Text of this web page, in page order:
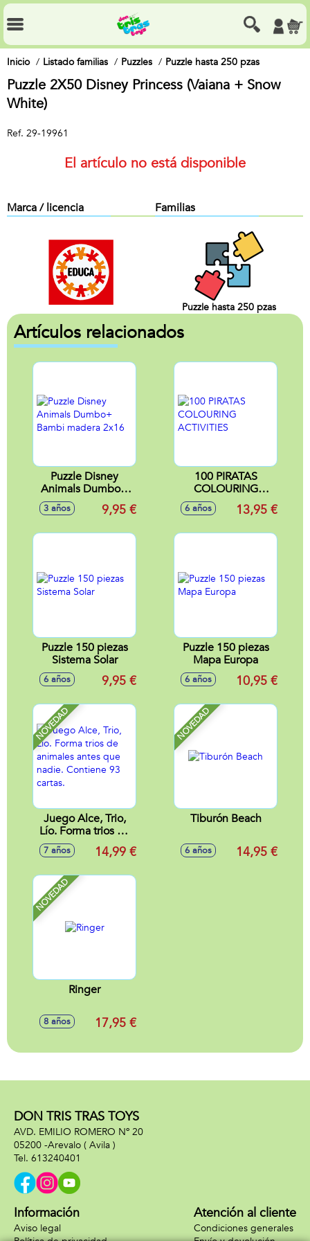
Inicio Listado familias Puzzles Puzzle hasta 250 pzas
Puzzle 2X50 Disney Princess (Vaiana + Snow
White)
Ref. 29-19961
El artículo no está disponible
Marca / licencia Familias
Puzzle hasta 250 pzas
Artículos relacionados
Puzzle Disney
Animals Dumbo+
Bambi madera
2x16
3 años 9,95 €
100 PIRATAS
COLOURING
ACTIVITIES
6 años 13,95 €
Puzzle 150 piezas
Sistema Solar
6 años 9,95 €
Puzzle 150 piezas
Mapa Europa
6 años 10,95 €
NOVEDAD
Juego Alce, Trio,
Lío. Forma trios de
animales antes que
nadie. Contiene 93
7 años 14,99 €
NOVEDAD
Tiburón Beach
6 años 14,95 €
NOVEDAD
Ringer
8 años 17,95 €
DON TRIS TRAS TOYS
AVD. EMILIO ROMERO Nº 20
05200 -Arevalo ( Avila )
613240401
Información
Aviso legal
Atención al cliente
Condiciones generales